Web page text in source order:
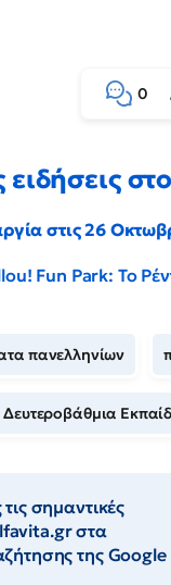
0
ειδήσεις
στις 26
Fun Park: Το
πανελληνίων
Δευτεροβάθμια
σημαντικές
στα
της Google